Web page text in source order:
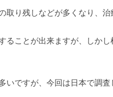
り残しなどが多くなり、
ことが出来ますが、しか
ですが、今回は日本で調査